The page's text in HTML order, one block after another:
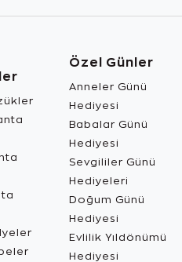
Özel Günler
Anneler Günü
Hediyesi
Babalar Günü
Hediyesi
Sevgililer Günü
Hediyeleri
Doğum Günü
Hediyesi
Evlilik Yıldönümü
Hediyesi